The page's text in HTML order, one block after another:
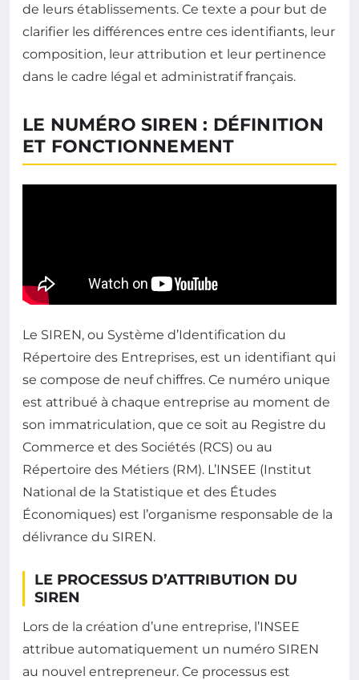
de leurs établissements. Ce texte a pour but de
clarifier les différences entre ces identifiants, leur
composition, leur attribution et leur pertinence
dans le cadre légal et administratif français.
LE NUMÉRO SIREN : DÉFINITION
ET FONCTIONNEMENT
Le SIREN, ou Système d’Identification du
Répertoire des Entreprises, est un identifiant qui
se compose de neuf chiffres. Ce numéro unique
est attribué à chaque entreprise au moment de
son immatriculation, que ce soit au Registre du
Commerce et des Sociétés (RCS) ou au
Répertoire des Métiers (RM). L’INSEE (Institut
National de la Statistique et des Études
Économiques) est l’organisme responsable de la
délivrance du SIREN.
LE PROCESSUS D’ATTRIBUTION DU
SIREN
Lors de la création d’une entreprise, l’INSEE
attribue automatiquement un numéro SIREN
au nouvel entrepreneur. Ce processus est